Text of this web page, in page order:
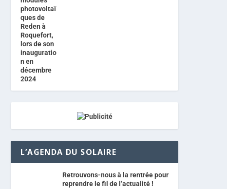
L’AGENDA DU SOLAIRE
Retrouvons-nous à la rentrée pour
reprendre le fil de l’actualité !